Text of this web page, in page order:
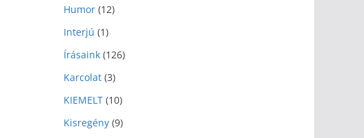
Humor (12)
Interjú (1)
Írásaink (126)
Karcolat (3)
KIEMELT (10)
Kisregény (9)